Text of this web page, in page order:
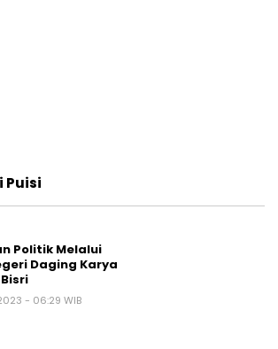
Puisi
Politik Melalui
Daging Karya
- 06:29 WIB